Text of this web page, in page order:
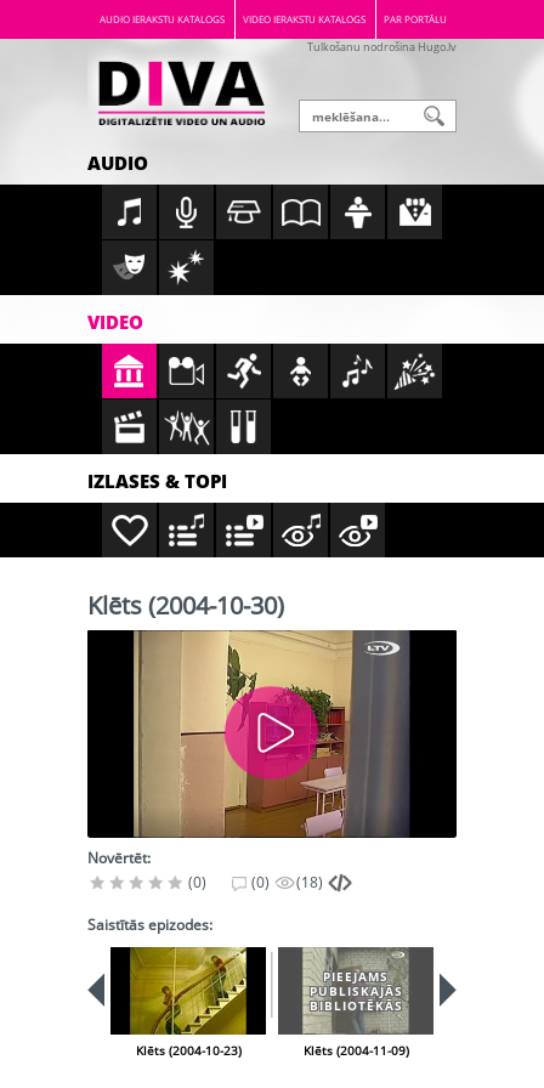
AUDIO IERAKSTU KATALOGS VIDEO IERAKSTU KATALOGS PAR PORTĀLU
Tulkošanu nodrošina Hugo.lv
AUDIO
VIDEO
IZLASES & TOPI
Klēts (2004-10-30)
Novērtēt:
(0)
(0) (18)
Saistītās epizodes:
Klēts (2004-10-23)
PIEEJAMS
PUBLISKAJĀS
BIBLIOTĒKĀS
Klēts (2004-11-09)